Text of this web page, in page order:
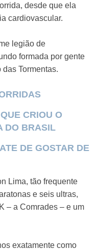
desde que ela
cardiovascular.
legião de
formada por gente
Tormentas.
CRIOU O
DO BRASIL
DE GOSTAR DE
Lima, tão frequente
e seis ultras,
– a Comrades – e um
exatamente como